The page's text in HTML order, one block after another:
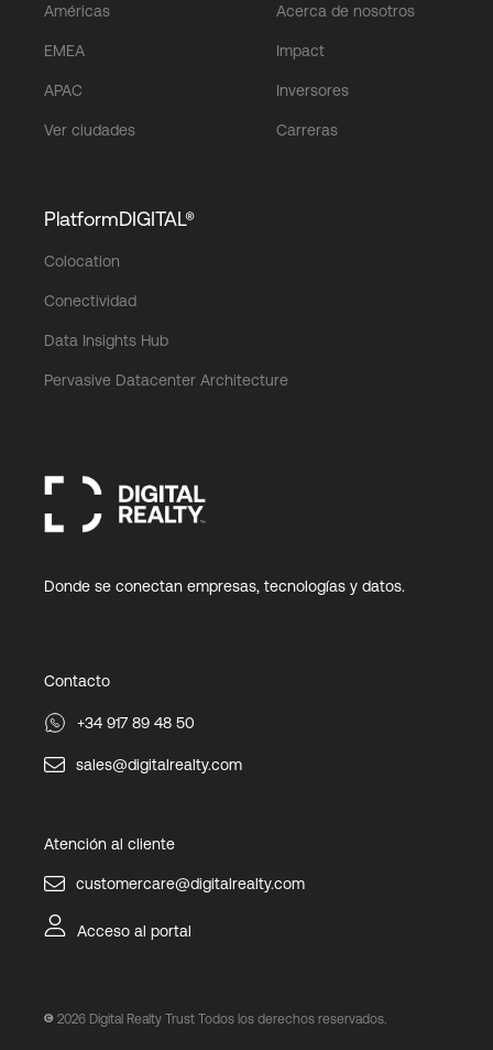
Américas
EMEA
APAC
Ver ciudades
Acerca de nosotros
Impact
Inversores
Carreras
PlatformDIGITAL®
Colocation
Conectividad
Data Insights Hub
Pervasive Datacenter Architecture
Donde se conectan empresas, tecnologías y datos.
Contacto
+34 917 89 48 50
sales@digitalrealty.com
Atención al cliente
customercare@digitalrealty.com
Acceso al portal
2026 Digital Realty Trust Todos los derechos reservados.